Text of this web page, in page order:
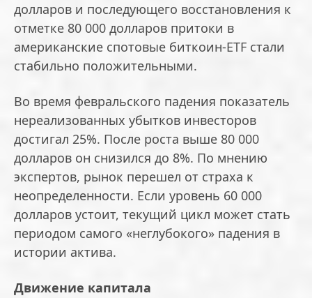
долларов и последующего восстановления к
отметке 80 000 долларов притоки в
американские спотовые биткоин-ETF стали
стабильно положительными.
Во время февральского падения показатель
нереализованных убытков инвесторов
достигал 25%. После роста выше 80 000
долларов он снизился до 8%. По мнению
экспертов, рынок перешел от страха к
неопределенности. Если уровень 60 000
долларов устоит, текущий цикл может стать
периодом самого «неглубокого» падения в
истории актива.
Движение капитала